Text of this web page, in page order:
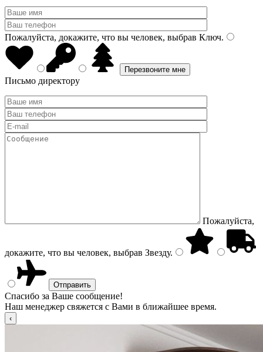
Пожалуйста, докажите, что вы человек, выбрав Ключ.
Письмо директору
Пожалуйста,
докажите, что вы человек, выбрав Звезду.
Спасибо за Ваше сообщение!
Наш менеджер свяжется с Вами в ближайшее время.